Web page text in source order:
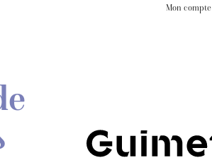
Mon compte